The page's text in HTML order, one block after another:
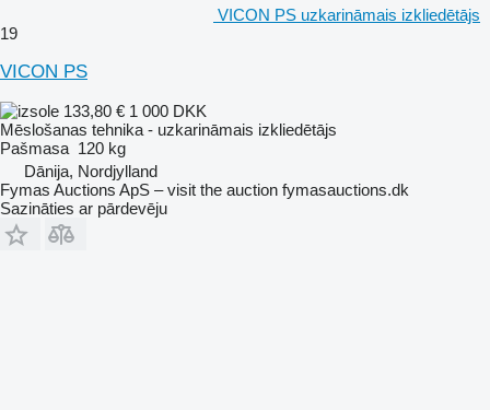
VICON PS uzkarināmais izkliedētājs
19
VICON PS
133,80 € 1 000 DKK
Mēslošanas tehnika - uzkarināmais izkliedētājs
Pašmasa 120 kg
Dānija, Nordjylland
Fymas Auctions ApS – visit the auction fymasauctions.dk
Sazināties ar pārdevēju